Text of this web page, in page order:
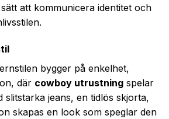
att kommunicera identitet och
bygger på enkelhet,
där cowboy utrustning spelar
slitstarka jeans, en tidlös skjorta,
skapas en look som speglar den